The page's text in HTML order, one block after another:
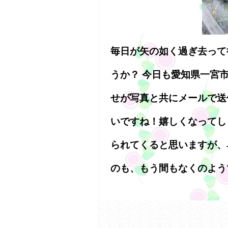
毎日が矢の如く過ぎ去っ
うか？ 今日も愛知県一宮
せが写真と共にメールで
いですね！嬉しくなって
られてくると思いますが
のも、もう間もなくのよ